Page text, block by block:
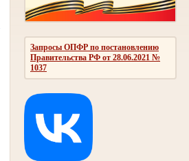
Запросы ОПФР по постановлению
Правительства РФ от 28.06.2021 №
1037